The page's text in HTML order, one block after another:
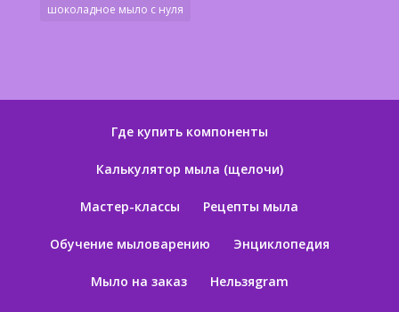
шоколадное мыло с нуля
Где купить компоненты
Калькулятор мыла (щелочи)
Мастер-классы Рецепты мыла
Обучение мыловарению Энциклопедия
Мыло на заказ Нельзяgram